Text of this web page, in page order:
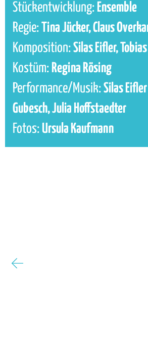
Stückentwicklung: Ensemble
Regie:
Tina Jücker, Claus
Komposition:Silas Eifler,
Kostüm: Regina Rösing
Performance/Musik:Silas
Gubesch, Julia Hoffstaedter
Fotos:Ursula Kaufmann